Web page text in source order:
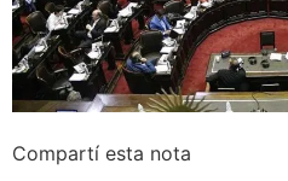
Compartí esta nota